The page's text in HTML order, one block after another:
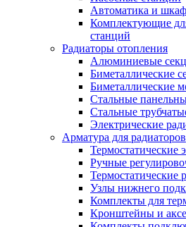
Автоматика и
Комплектующие
станций
Радиаторы отопления
Алюминиевые
Биметаллические
Биметаллические
Стальные
Стальные
Электрические
Арматура для радиаторов
Термостатические
Ручные
Термостатические
Узлы нижнего
Комплекты для
Кронштейны и